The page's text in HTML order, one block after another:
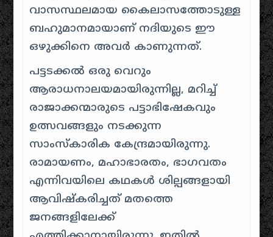
വാസസ്ഥലമായ കൈലാസത്തോടുള്ള
ബഹുമാനമായാണ് നദിയുടെ ഈ
ഒഴുക്കിനെ അവർ കാണുന്നത്.
പട്ടടക്കൽ ഒരു വെറും
ആരാധനാലയമായിരുന്നില്ല, മറിച്ച്
രാജാക്കന്മാരുടെ പട്ടാഭിഷേകവും
ഉത്സവങ്ങളും നടക്കുന്ന
സാംസ്കാരിക കേന്ദ്രമായിരുന്നു.
രാമായണം, മഹാഭാരതം, ഭാഗവതം
എന്നിവയിലെ കഥകൾ ശില്പങ്ങളായി
ആവിഷ്കരിച്ചത് മതത്തെ
ജനങ്ങളിലേക്ക്